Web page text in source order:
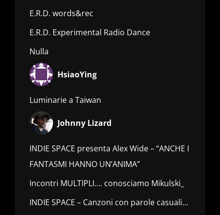
E.R.D. words&rec
E.R.D. Experimental Radio Dance
Nulla
HsiaoYing
Luminarie a Taiwan
Johnny Lizard
INDIE SPACE presenta Alex Wide – “ANCHE I
FANTASMI HANNO UN’ANIMA”
Incontri MULTIPLI…. conosciamo Mikulski_
INDIE SPACE – Canzoni con parole casuali…